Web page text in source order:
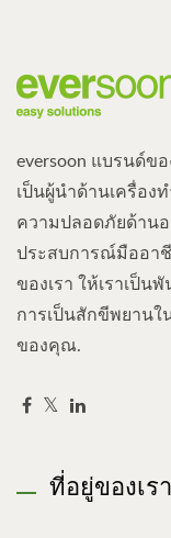
eversoon แบรนด์ขอ
เป็นผู้นำด้านเครื่อง
ความปลอดภัยด้านอ
ประสบการณ์มืออา
ของเรา ให้เราเป็
การเป็นสักขีพยานใ
ของคุณ.
ที่อยู่ของเรา